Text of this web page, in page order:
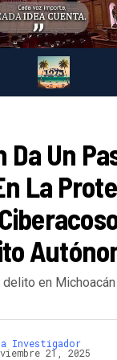
Da Un
La
en
Investigador
21, 2025